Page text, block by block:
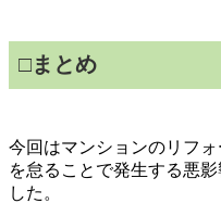
□まとめ
今回はマンションのリフ
を怠ることで発生する悪
した。